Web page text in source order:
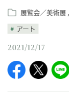
展覧会／美術展
アート
2021/12/17